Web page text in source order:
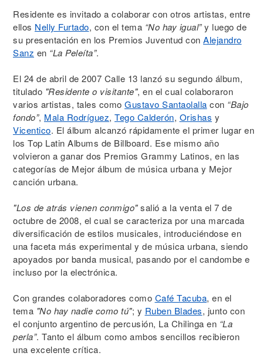
Residente es invitado a colaborar con otros artistas, entre
ellos Nelly Furtado, con el tema “No hay igual”y luego de
su presentación en los Premios Juventud con Alejandro
Sanz en “La Peleíta”.
El 24 de abril de 2007 Calle 13 lanzó su segundo álbum,
titulado "Residente o visitante", en el cual colaboraron
varios artistas, tales como Gustavo Santaolalla con “Bajo
fondo”, Mala Rodríguez, Tego Calderón, Orishas y
Vicentico. El álbum alcanzó rápidamente el primer lugar en
los Top Latin Albums de Billboard. Ese mismo año
volvieron a ganar dos Premios Grammy Latinos, en las
categorías de Mejor álbum de música urbana y Mejor
canción urbana.
"Los de atrás vienen conmigo"salió a la venta el 7 de
octubre de 2008, el cual se caracteriza por una marcada
diversificación de estilos musicales, introduciéndose en
una faceta más experimental y de música urbana, siendo
apoyados por banda musical, pasando por el candombe e
incluso por la electrónica.
Con grandes colaboradores como Café Tacuba, en el
tema "No hay nadie como tú"; y Ruben Blades, junto con
el conjunto argentino de percusión, La Chilinga en “La
perla”. Tanto el álbum como ambos sencillos recibieron
una excelente crítica.